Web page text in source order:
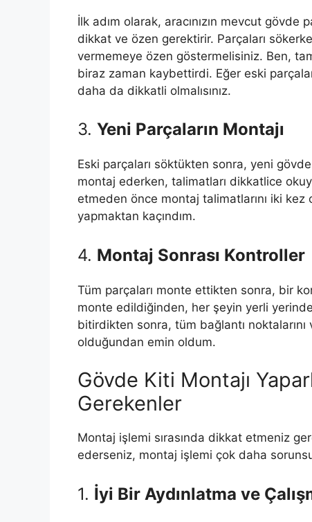
İlk adım olarak, aracınızın mevcut gövde
dikkat ve özen gerektirir. Parçaları
vermemeye özen göstermelisiniz. Ben,
biraz zaman kaybettirdi. Eğer eski
daha da dikkatli olmalısınız.
3. Yeni Parçaların Montajı
Eski parçaları söktükten sonra, yeni
montaj ederken, talimatları dikkatlice
etmeden önce montaj talimatlarını iki
yapmaktan kaçındım.
4. Montaj Sonrası Kontroller
Tüm parçaları monte ettikten sonra, bir
monte edildiğinden, her şeyin yerli
bitirdikten sonra, tüm bağlantı
olduğundan emin oldum.
Gövde Kiti Montajı
Gerekenler
Montaj işlemi sırasında dikkat etmeniz
ederseniz, montaj işlemi çok daha
1. İyi Bir Aydınlatma ve